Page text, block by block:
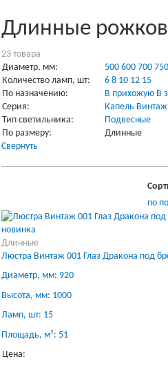
Длинные
23 товарa
Диаметр, мм:
500 600 700 750
Количество ламп, шт:
6 8 10 12 15
По назначению:
В прихожую В
Серия:
Капель Винтаж
Тип светильника:
Подвесные
По размеру:
Длинные
Свернуть
по
новинка
Длинные
Люстра Винтаж 001 Глаз Дракона под
Диаметр, мм: 920
Высота, мм: 1000
Ламп, шт: 15
Площадь, м²: 51
Цена: